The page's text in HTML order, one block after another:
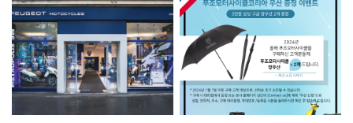
을 중심으로 전국까지 고객 서비
스 대응에 박차를 가할 것으로 보
인다. 이번 AS공식대리점 지정은
부품 공급이 원활하지 않아 수리
가 지연되는 등의 고객 불편을 미
연에 방지하고자 이루어졌다. 서
의 클래식스쿠터 장고의 흔적을
찾는 재미 또한 쏠쏠하다. 특히 푸
조의 고향이라 할 수 있는 프랑스
작품 이외에도 우리나라 작품에서
도 장고의 노출되는 사례가 많아
더욱 반갑다. 푸조의 클래식스쿠
터 장고가 미디어에 노출된 사례